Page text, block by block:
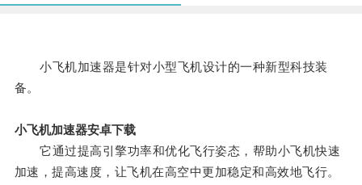
小飞机加速器是针对小型飞机设计的一种新型科技装
备。
小飞机加速器安卓下载
它通过提高引擎功率和优化飞行姿态，帮助小飞机快速
加速，提高速度，让飞机在高空中更加稳定和高效地飞行。